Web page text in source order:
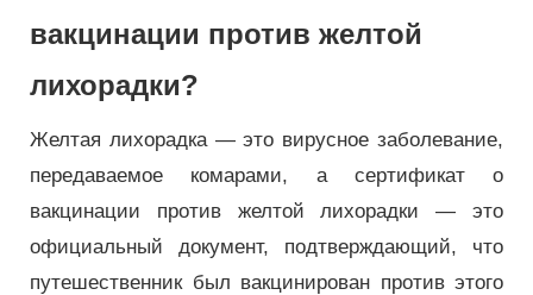
вакцинации против желтой
лихорадки?
Желтая лихорадка — это вирусное заболевание,
передаваемое комарами, а сертификат о
вакцинации против желтой лихорадки — это
официальный документ, подтверждающий, что
путешественник был вакцинирован против этого